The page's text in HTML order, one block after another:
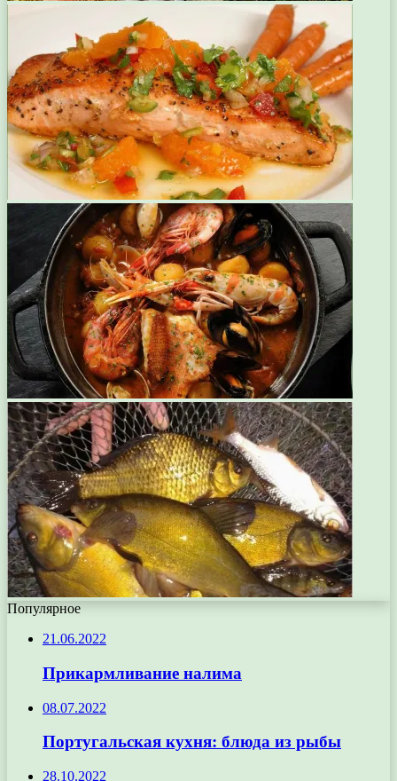
Популярное
21.06.2022
Прикармливание налима
08.07.2022
Португальская кухня: блюда из рыбы
28.10.2022